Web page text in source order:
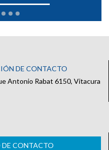
DE CONTACTO
Antonio Rabat 6150, Vitacura
DE CONTACTO